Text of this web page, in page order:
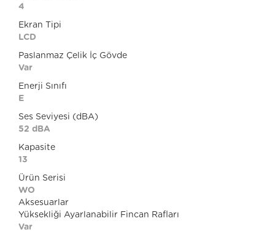
4
Ekran Tipi
LCD
Paslanmaz Çelik İç Gövde
Var
Enerji Sınıfı
E
Ses Seviyesi (dBA)
52 dBA
Kapasite
13
Ürün Serisi
WO
Aksesuarlar
Yüksekliği Ayarlanabilir Fincan Rafları
Var